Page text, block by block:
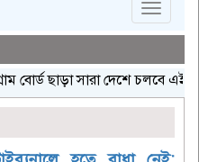
Toggle
বোর্ড ছাড়া সারা দেশে চলবে এইচএসসি